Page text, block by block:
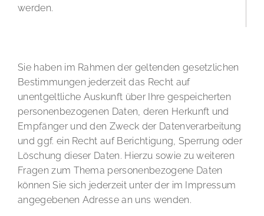
werden.
Sie haben im Rahmen der geltenden gesetzlichen
Bestimmungen jederzeit das Recht auf
unentgeltliche Auskunft über Ihre gespeicherten
personenbezogenen Daten, deren Herkunft und
Empfänger und den Zweck der Datenverarbeitung
und ggf. ein Recht auf Berichtigung, Sperrung oder
Löschung dieser Daten. Hierzu sowie zu weiteren
Fragen zum Thema personenbezogene Daten
können Sie sich jederzeit unter der im Impressum
angegebenen Adresse an uns wenden.